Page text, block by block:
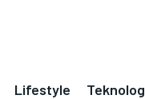
Lifestyle